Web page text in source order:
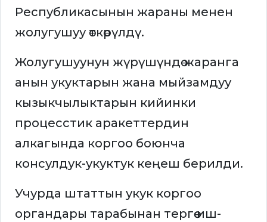
Республикасынын жараны менен
жолугушуу өткөрүлдү.
Жолугушуунун жүрүшүндө жаранга
анын укуктарын жана мыйзамдуу
кызыкчылыктарын кийинки
процесстик аракеттердин
алкагында коргоо боюнча
консулдук-укуктук кеңеш берилди.
Учурда штаттын укук коргоо
органдары тарабынан тергөө иш-